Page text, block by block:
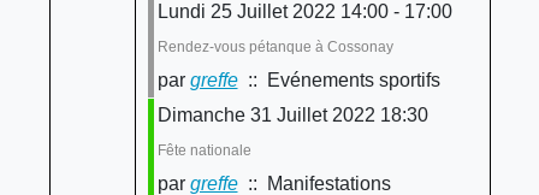
Lundi 25 Juillet 2022 14:00 - 17:00
Rendez-vous pétanque à Cossonay
par greffe:: Evénements sportifs
Dimanche 31 Juillet 2022 18:30
Fête nationale
par greffe:: Manifestations